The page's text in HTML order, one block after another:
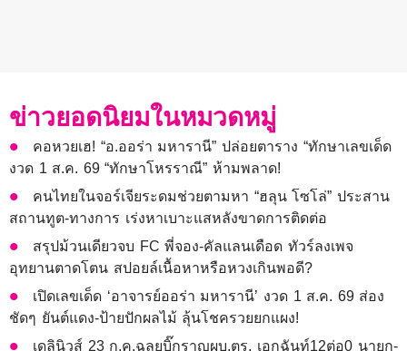
ข่าวยอดนิยมในหมวดหมู่
คอหวยเฮ! “อ.ออร่า มหารานี” ปล่อยตาราง “ทักษาเลขเด็ด
งวด 1 ส.ค. 69 “ทักษาโหรราณี” ห้ามพลาด!
คนไทยในจอร์เจียระดมช่วยตามหา “ฮลุน โซโล่” ประสาน
สถานทูต-ทางการ เร่งหาเบาะแสหลังขาดการติดต่อ
สรุปม้วนเดียวจบ FC พี่จอง-คัลแลนเดือด ทัวร์ลงเพจ
อุทยานตาดโตน สปอยล์เนื้อหาหรือหวงเกินพอดี?
เปิดเลขเด็ด ‘อาจารย์ออร่า มหารานี’ งวด 1 ส.ค. 69 ส่อง
ชัดๆ ยันต์แดง-ป้ายปักผลไม้ ลุ้นโชครวยยกแผง!
เดลินิวส์ 23 ก.ค.ฉลุยบิ๊กราญผบ.ตร. เอกฉันท์12ต่อ0 นายก-